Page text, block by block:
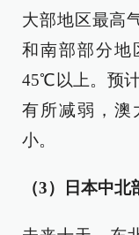
大部地区最高
和南部部分
45℃以上。预
有所减弱，澳
小。
（3）日本中